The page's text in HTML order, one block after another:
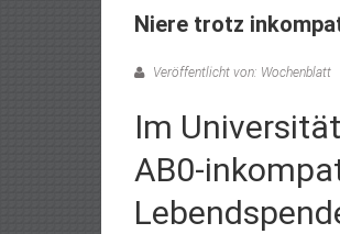
Niere trotz
Veröffentlicht von: Wochenblatt
Im
AB0-